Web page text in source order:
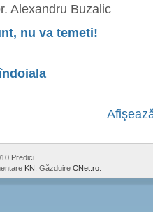
Buzalic
nu va temeti!
Predici
KN . Găzduire CNet.ro